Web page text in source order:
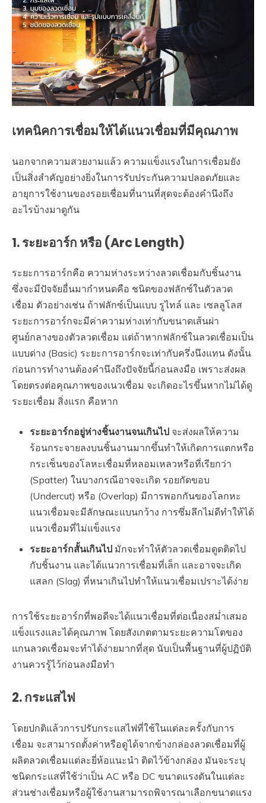
เทคนิคการเชื่อมให้ได้แนวเชื่อมที่มีคุณภาพ
นอกจากความสวยงามแล้ว ความแข็งแรงในการเชื่อมยัง
เป็นสิ่งสำคัญอย่างยิ่งในการรับประกันความปลอดภัยและ
อายุการใช้งานของรอยเชื่อมที่นานที่สุดจะต้องคำนึงถึง
อะไรบ้างมาดูกัน
1. ระยะอาร์ก หรือ (Arc Length)
ระยะการอาร์กคือ ความห่างระหว่างลวดเชื่อมกับชิ้นงาน
ซึ่งจะมีปัจจัยอื่นมากำหนดคือ ชนิดของฟลักซ์ในตัวลวด
เชื่อม ตัวอย่างเช่น ถ้าฟลักซ์เป็นแบบ รูไทล์ และ เซลลูโลส
ระยะการอาร์กจะมีค่าความห่างเท่ากับขนาดเส้นผ่า
ศูนย์กลางของตัวลวดเชื่อม แต่ถ้าหากฟลักซ์ในลวดเชื่อมเป็น
แบบด่าง (Basic) ระยะการอาร์กจะเท่ากับครึ่งนึงแทน ดังนั้น
ก่อนการทำงานต้องคำนึงถึงปัจจัยนี้ก่อนลงมือ เพราะส่งผล
โดยตรงต่อคุณภาพของเนวเชื่อม จะเกิดอะไรขึ้นหากไม่ได้ดู
ระยะเชื่อม สิ่งแรก คือหาก
ระยะอาร์กอยู่ห่างชิ้นงานจนเกินไป จะส่งผลให้ความ
ร้อนกระจายลงบนชิ้นงานมากขึ้นทำให้เกิดการแตกหรือ
กระเซ็นของโลหะเชื่อมที่หลอมเหลวหรือที่เรียกว่า
(Spatter) ในบางกรณีอาจจะเกิด รอยกัดขอบ
(Undercut) หรือ (Overlap) มีการพอกกันของโลกหะ
แนวเชื่อมจะมีลักษณะแบนกว้าง การซึ่มลึกไม่ดีทำให้ได้
แนวเชื่อมที่ไม่แข็งแรง
ระยะอาร์กสั้นเกินไป มักจะทำให้ตัวลวดเชื่อมดูดติดไป
กับชิ้นงาน และได้แนวการเชื่อมที่เล็ก และอาจจะเกิด
แสลก (Slag) ที่หนาเกินไปทำให้แนวเชื่อมเปราะได้ง่าย
การใช้ระยะอาร์กที่พอดีจะได้แนวเชื่อมที่ต่อเนื่องสม่ำเสมอ
แข็งแรงและได้คุณภาพ โดยสังเกตตามระยะความโตของ
แกนลวดเชื่อมจะทำได้ง่ายมากที่สุด นับเป็นพื้นฐานที่ผู้ปฏิบัติ
งานควรรู้ไว้ก่อนลงมือทำ
2. กระแสไฟ
โดยปกติแล้วการปรับกระแสไฟที่ใช้ในแต่ละครั้งกับการ
เชื่อม จะสามารถตั้งค่าหรือดูได้จากข้างกล่องลวดเชื่อมที่ผู้
ผลิตลวดเชื่อมแต่ละยี่ห้อแนะนำ ติดไว้ข้างกล่อง มันจะระบุ
ชนิดกระแสที่ใช้ว่าเป็น AC หรือ DC ขนาดแรงดันในแต่ละ
ส่วนช่างเชื่อมหรือผู้ใช้งานสามารถพิจารณาเลือกขนาดแรง